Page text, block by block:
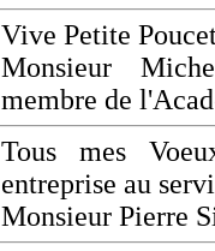
Vive Petite
Monsieur
membre de
Tous mes
entreprise au
Monsieur Pierre